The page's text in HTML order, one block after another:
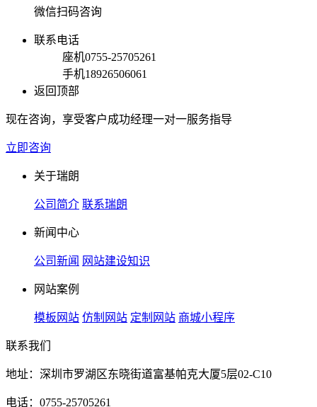
微信扫码咨询
联系电话
座机0755-25705261
手机18926506061
返回顶部
现在咨询，享受客户成功经理一对一服务指导
立即咨询
关于瑞朗
公司简介 联系瑞朗
新闻中心
公司新闻 网站建设知识
网站案例
模板网站 仿制网站 定制网站 商城小程序
联系我们
地址：深圳市罗湖区东晓街道富基帕克大厦5层02-C10
电话：0755-25705261